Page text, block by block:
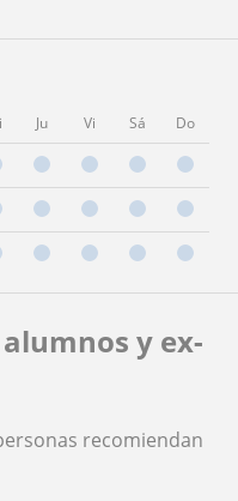
Ju Vi Sá Do
y ex-
recomiendan